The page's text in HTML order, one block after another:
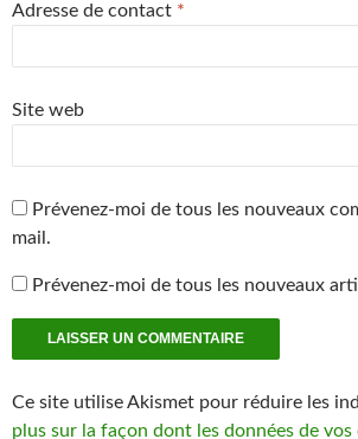
)
Adresse de contact *
Site web
Prévenez-moi de tous les nouveaux
mail.
Prévenez-moi de tous les nouveaux
Ce site utilise Akismet pour réduire les
plus sur la façon dont les données de